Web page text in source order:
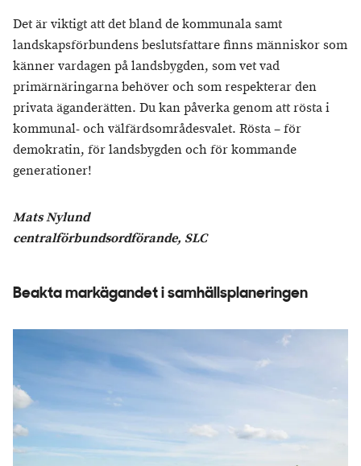
Det är viktigt att det bland de kommunala samt
landskapsförbundens beslutsfattare finns människor som
känner vardagen på landsbygden, som vet vad
primärnäringarna behöver och som respekterar den
privata äganderätten. Du kan påverka genom att rösta i
kommunal- och välfärdsområdesvalet. Rösta – för
demokratin, för landsbygden och för kommande
generationer!
Mats Nylund
centralförbundsordförande, SLC
Beakta markägandet i samhällsplaneringen